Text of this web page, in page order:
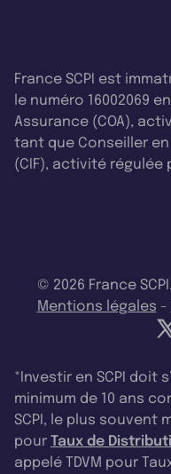
France SCPI est
le numéro 16002069
Assurance (COA),
tant que Conseiller
(CIF), activité régulée
© 2026 France
Mentions légales -
*Investir en SCPI doit
minimum de 10 ans
SCPI, le plus souvent
pour Taux de
appelé TDVM pour